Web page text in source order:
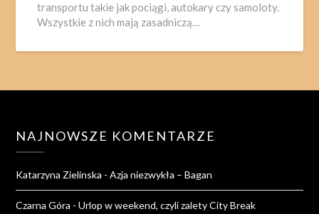
transportu takie jak pociągi, autokary czy samoloty.
Wszystkie z nich mają zasadniczą…
NAJNOWSZE KOMENTARZE
Katarzyna Zielinska -Azja niezwykła – Bagan
Czarna Góra -Urlop w weekend, czyli zalety City Break